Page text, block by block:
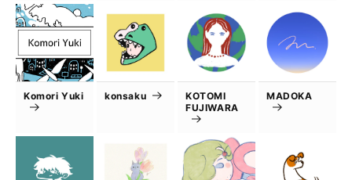
Komori Yuki konsaku
KOTOMI
FUJIWARA
MADOKA